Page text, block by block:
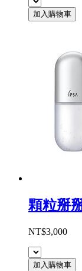
加入購物車
顆粒掰
NT$3,000
加入購物車